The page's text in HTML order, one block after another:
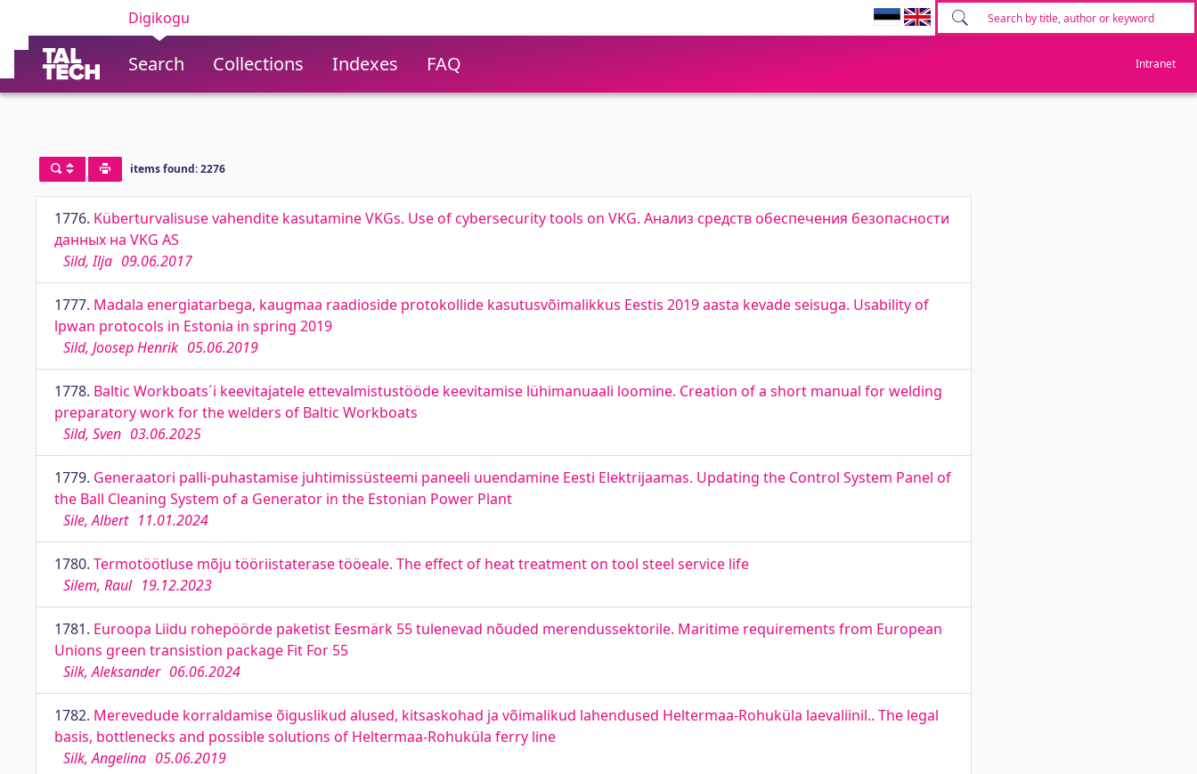
Digikogu
Search Collections Indexes FAQ Intranet
items found: 2276
1776. Küberturvalisuse vahendite kasutamine VKGs. Use of cybersecurity tools on VKG. Анализ средств обеспечения безопасности
данных на VKG AS
Sild, Ilja 09.06.2017
1777. Madala energiatarbega, kaugmaa raadioside protokollide kasutusvõimalikkus Eestis 2019 aasta kevade seisuga. Usability of
lpwan protocols in Estonia in spring 2019
Sild, Joosep Henrik 05.06.2019
1778. Baltic Workboats´i keevitajatele ettevalmistustööde keevitamise lühimanuaali loomine. Creation of a short manual for welding
preparatory work for the welders of Baltic Workboats
Sild, Sven 03.06.2025
1779. Generaatori palli-puhastamise juhtimissüsteemi paneeli uuendamine Eesti Elektrijaamas. Updating the Control System Panel of
the Ball Cleaning System of a Generator in the Estonian Power Plant
Sile, Albert 11.01.2024
1780. Termotöötluse mõju tööriistaterase tööeale. The effect of heat treatment on tool steel service life
Silem, Raul 19.12.2023
1781. Euroopa Liidu rohepöörde paketist Eesmärk 55 tulenevad nõuded merendussektorile. Maritime requirements from European
Unions green transistion package Fit For 55
Silk, Aleksander 06.06.2024
1782. Merevedude korraldamise õiguslikud alused, kitsaskohad ja võimalikud lahendused Heltermaa-Rohuküla laevaliinil.. The legal
basis, bottlenecks and possible solutions of Heltermaa-Rohuküla ferry line
Silk, Angelina 05.06.2019